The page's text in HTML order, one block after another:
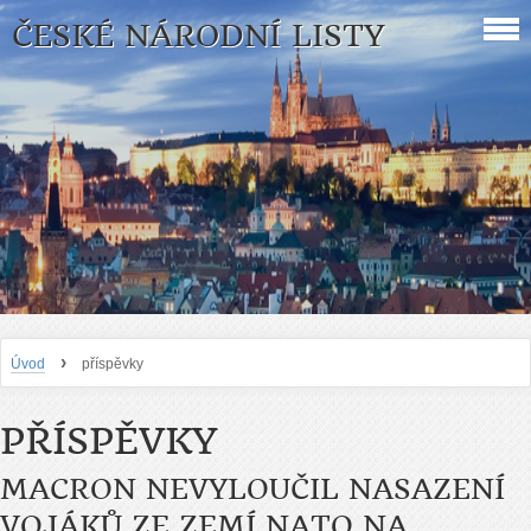
ČESKÉ NÁRODNÍ LISTY
Úvod › příspěvky
PŘÍSPĚVKY
MACRON NEVYLOUČIL NASAZENÍ